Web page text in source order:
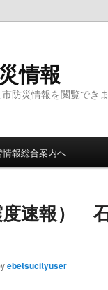
情報
防災情報を閲覧できま
へ移動
移動
情報総合案内へ
速報）
ebetsucityuser